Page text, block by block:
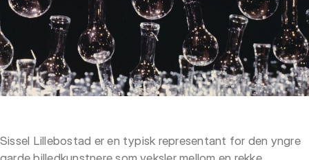
Sissel Lillebostad er en typisk representant for den yngre